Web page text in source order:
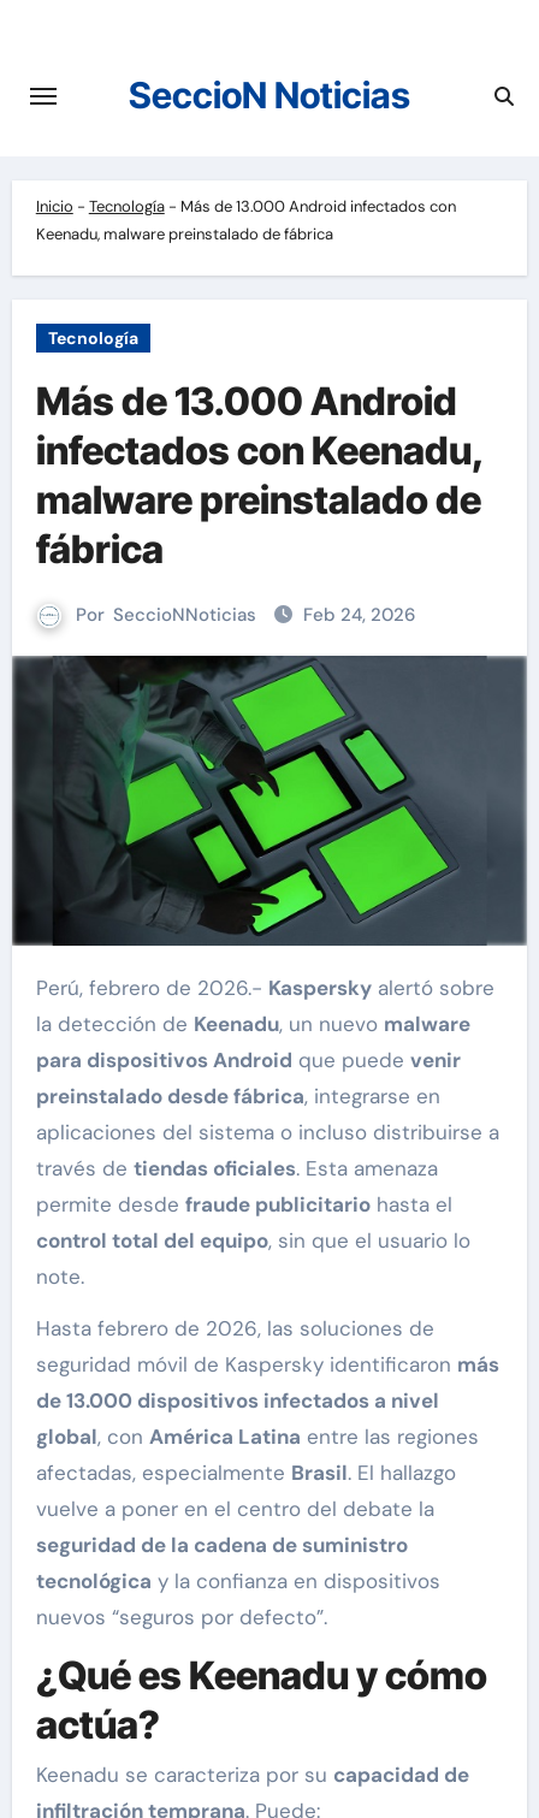
contenido
SeccioN Noticias
Inicio - Tecnología- Más de 13.000 Android infectados con
Keenadu, malware preinstalado de fábrica
Tecnología
Más de 13.000 Android
infectados con Keenadu,
malware preinstalado de
fábrica
Por SeccioNNoticias Feb 24, 2026
Perú, febrero de 2026.- Kasperskyalertó sobre
la detección de Keenadu, un nuevo malware
para dispositivos Android que puede venir
preinstalado desde fábrica, integrarse en
aplicaciones del sistema o incluso distribuirse a
través de tiendas oficiales. Esta amenaza
permite desde fraude publicitariohasta el
control total del equipo, sin que el usuario lo
note.
Hasta febrero de 2026, las soluciones de
seguridad móvil de Kaspersky identificaron más
de 13.000 dispositivos infectados a nivel
global, con América Latina entre las regiones
afectadas, especialmente Brasil. El hallazgo
vuelve a poner en el centro del debate la
seguridad de la cadena de suministro
tecnológica y la confianza en dispositivos
nuevos “seguros por defecto”.
¿Qué es Keenadu y cómo
actúa?
Keenadu se caracteriza por su capacidad de
infiltración temprana. Puede: